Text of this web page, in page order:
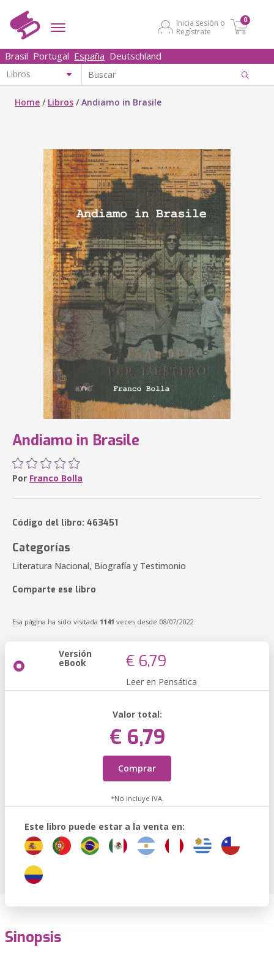
Inicia sesión o
Regístrate
0
Brasil Portugal España Deutschland
Home / Libros /Andiamo in Brasile
Andiamo in Brasile
Por Franco Bolla
Código del libro: 463451
Categorías
Literatura Nacional, Biografía y Testimonio
Comparte ese libro
Esa página ha sido visitada 1141 veces desde 08/07/2022
Versión
eBook € 6,79
Leer en Pensática
Valor total:
€ 6,79
Comprar
*No incluye IVA.
Este libro puede estar a la venta en:
Sinopsis